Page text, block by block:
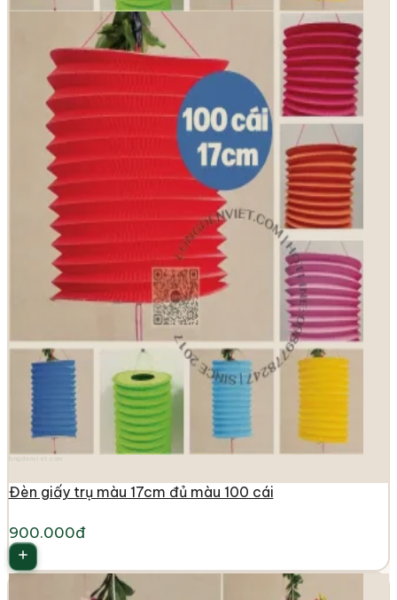
Đèn giấy trụ màu 17cm đủ màu 100 cái
900.000đ